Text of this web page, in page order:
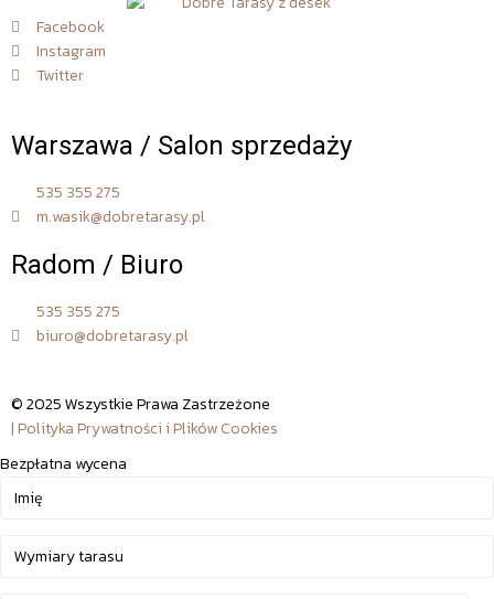
Facebook
Instagram
Twitter
Warszawa / Salon sprzedaży
535 355 275
m.wasik@dobretarasy.pl
Radom / Biuro
535 355 275
biuro@dobretarasy.pl
© 2025 Wszystkie Prawa Zastrzeżone
| Polityka Prywatności i Plików Cookies
Bezpłatna wycena